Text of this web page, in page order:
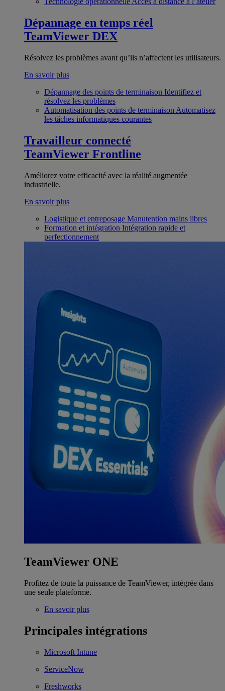
Dépannage en temps réel
TeamViewer DEX
Résolvez les problèmes avant qu’ils n’affectent les utilisateurs.
En savoir plus
Dépannage des points de terminaison Identifiez et
résolvez les problèmes
Automatisation des points de terminaison Automatisez
les tâches informatiques courantes
Travailleur connecté
TeamViewer Frontline
Améliorez votre efficacité avec la réalité augmentée
industrielle.
En savoir plus
Logistique et entreposage Manutention mains libres
Formation et intégration Intégration rapide et
perfectionnement
TeamViewer ONE
Profitez de toute la puissance de TeamViewer, intégrée dans
une seule plateforme.
En savoir plus
Principales intégrations
Microsoft Intune
ServiceNow
Freshworks